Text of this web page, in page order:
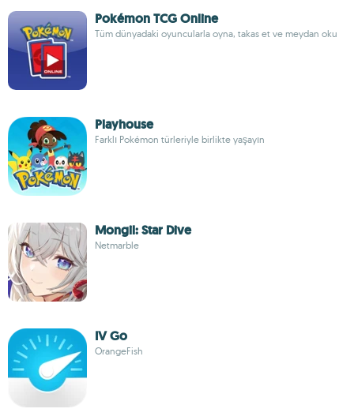
Pokémon TCG Online
Tüm dünyadaki oyuncularla oyna, takas et ve meydan oku
Playhouse
Farklı Pokémon türleriyle birlikte yaşayın
Mongil: Star Dive
Netmarble
IV Go
OrangeFish